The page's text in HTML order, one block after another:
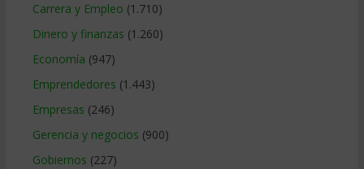
Carrera y Empleo (1.710)
Dinero y finanzas (1.260)
Economía (947)
Emprendedores (1.443)
Empresas (246)
Gerencia y negocios (900)
Gobiernos (227)